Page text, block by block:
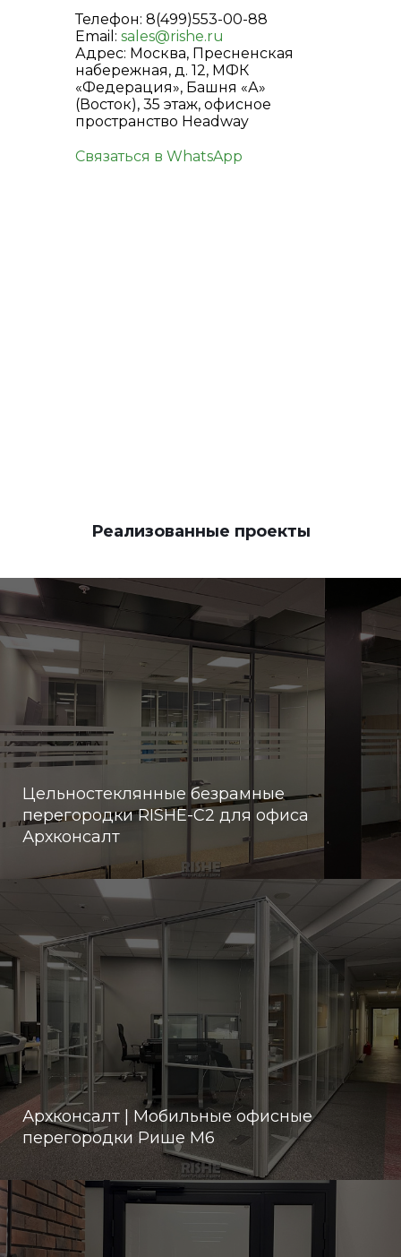
Телефон: 8(499)553-00-88
Email: sales@rishe.ru
Адрес: Москва, Пресненская
набережная, д. 12, МФК
«Федерация», Башня «А»
(Восток), 35 этаж, офисное
пространство Headway
Связаться в WhatsApp
Реализованные проекты
Цельностеклянные безрамные
перегородки RISHE-С2 для офиса
Архконсалт
Архконсалт | Мобильные офисные
перегородки Рише М6